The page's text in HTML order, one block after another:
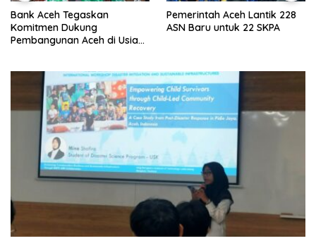
Bank Aceh Tegaskan
Komitmen Dukung
Pembangunan Aceh di Usia
Pemerintah Aceh Lantik 228
ASN Baru untuk 22 SKPA